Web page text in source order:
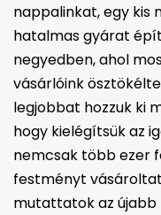
nappalinkat, egy kis
hatalmas gyárat
negyedben, ahol
vásárlóink
legjobbat hozzuk ki
hogy kielégítsük az
nemcsak több ezer
festményt
mutattatok az újabb